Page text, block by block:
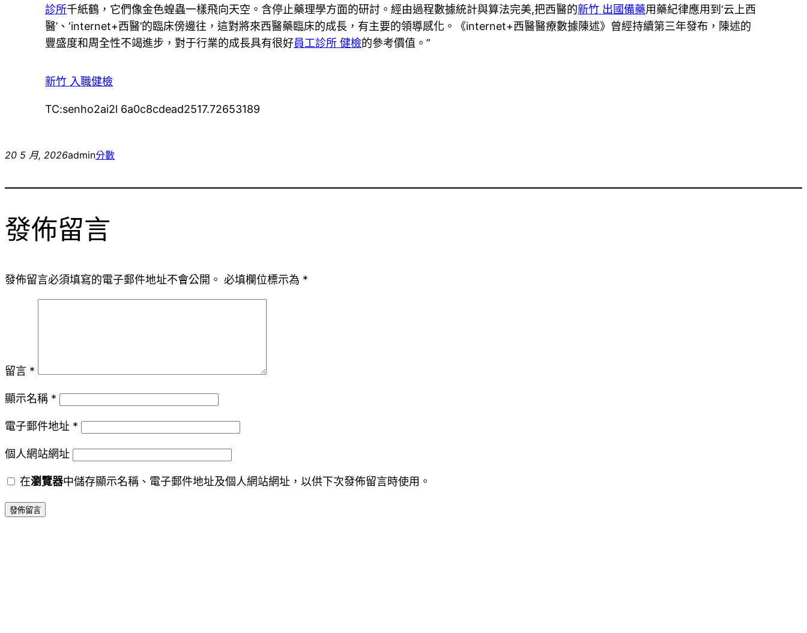
診所千紙鶴，它們像金色蝗蟲一樣飛向天空。含停止藥理學方面的研討。經由過程數據統計與算法完美,把西醫的新竹 出國備藥用藥紀律應用到‘云上西
醫’、‘internet+西醫’的臨床傍邊往，這對將來西醫藥臨床的成長，有主要的領導感化。《internet+西醫醫療數據陳述》曾經持續第三年發布，陳述的
豐盛度和周全性不竭進步，對于行業的成長具有很好員工診所 健檢的參考價值。”
新竹 入職健檢
TC:senho2ai2l 6a0c8cdead2517.72653189
20 5 月, 2026admin分數
發佈留言
發佈留言必須填寫的電子郵件地址不會公開。 必填欄位標示為 *
留言 *
顯示名稱 *
電子郵件地址 *
個人網站網址
在瀏覽器中儲存顯示名稱、電子郵件地址及個人網站網址，以供下次發佈留言時使用。